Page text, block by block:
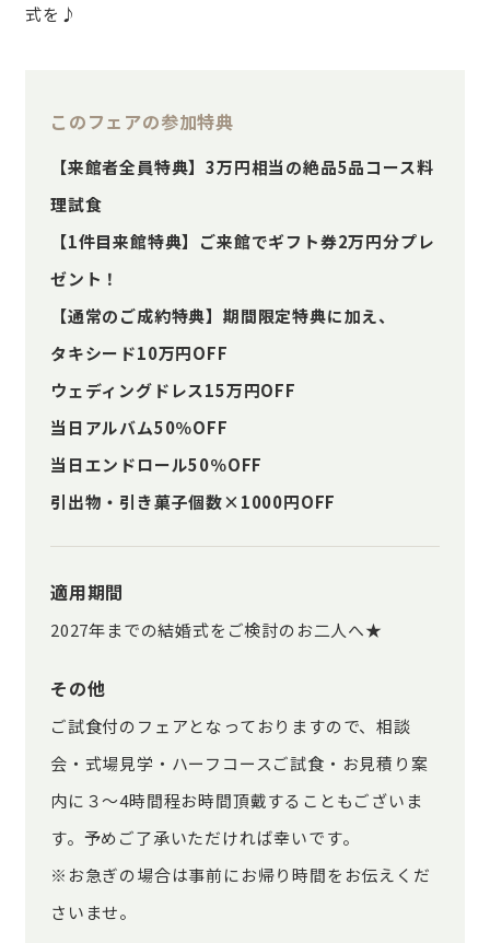
式を♪
このフェアの参加特典
【来館者全員特典】3万円相当の絶品5品コース料
理試食
【1件目来館特典】ご来館でギフト券2万円分プレ
ゼント！
【通常のご成約特典】期間限定特典に加え、
タキシード10万円OFF
ウェディングドレス15万円OFF
当日アルバム50％OFF
当日エンドロール50％OFF
引出物・引き菓子個数×1000円OFF
適用期間
2027年までの結婚式をご検討のお二人へ★
その他
ご試食付のフェアとなっておりますので、相談
会・式場見学・ハーフコースご試食・お見積り案
内に３～4時間程お時間頂戴することもございま
す。予めご了承いただければ幸いです。
※お急ぎの場合は事前にお帰り時間をお伝えくだ
さいませ。